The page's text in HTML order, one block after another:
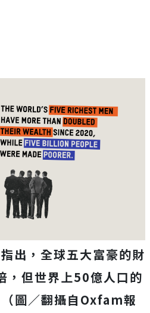
出，全球五大富豪的財
，但世界上50億人口的
圖／翻攝自Oxfam報